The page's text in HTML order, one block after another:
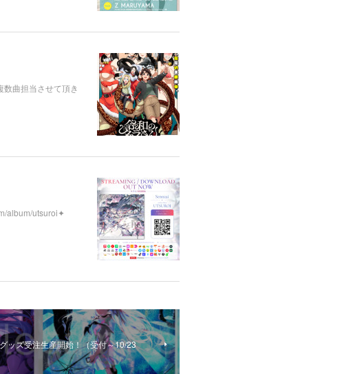
曲担当させて頂き
album/utsuroi✦
ッズ受注生産開始！（受付～10/23